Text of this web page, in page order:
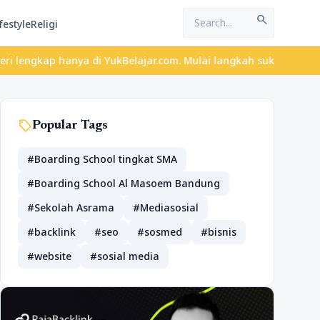
Religi search
di YukBelajar.com. Mulai langkah suksesmu hari ini!
sellPopular Tags
#Boarding School tingkat SMA
#Boarding School Al Masoem Bandung
#Sekolah Asrama
#Mediasosial
#backlink
#seo #sosmed
#bisnis
#website
#sosial media